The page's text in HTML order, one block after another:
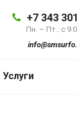
+7 343
Пн. – Пт.: с
Услуги